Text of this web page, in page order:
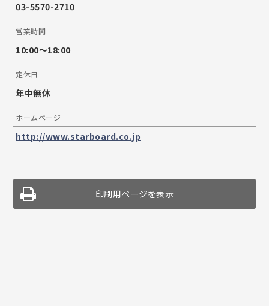
03-5570-2710
営業時間
10:00〜18:00
定休日
年中無休
ホームページ
http://www.starboard.co.jp
印刷用ページを表示